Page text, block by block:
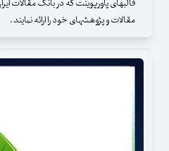
قالبهای پاورپوینت که در بانک مقالات
مقالات و پژوهشهای خود را ارائه نمایند .